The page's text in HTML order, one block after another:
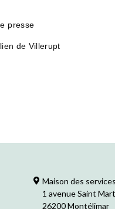
presse
de Villerupt
Maison des
1 avenue Saint
26200 Montélimar